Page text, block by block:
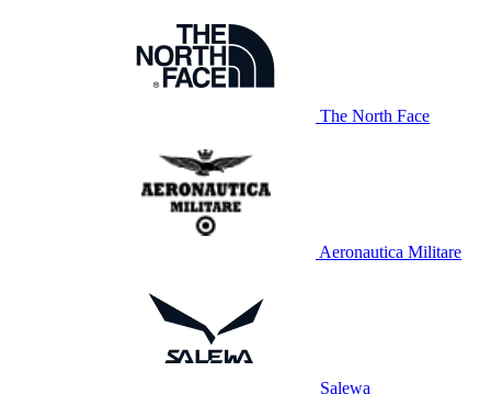
The North Face
Aeronautica Militare
Salewa